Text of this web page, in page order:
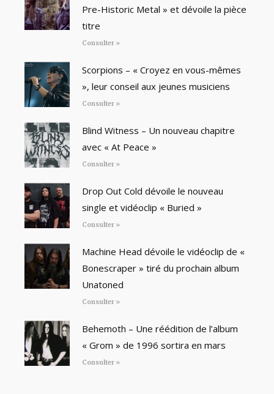
Pre-Historic Metal » et dévoile la pièce
titre
Consulter »
Scorpions – « Croyez en vous-mêmes
», leur conseil aux jeunes musiciens
Consulter »
Blind Witness – Un nouveau chapitre
avec « At Peace »
Consulter »
Drop Out Cold dévoile le nouveau
single et vidéoclip « Buried »
Consulter »
Machine Head dévoile le vidéoclip de «
Bonescraper » tiré du prochain album
Unatoned
Consulter »
Behemoth – Une réédition de l’album
« Grom » de 1996 sortira en mars
Consulter »